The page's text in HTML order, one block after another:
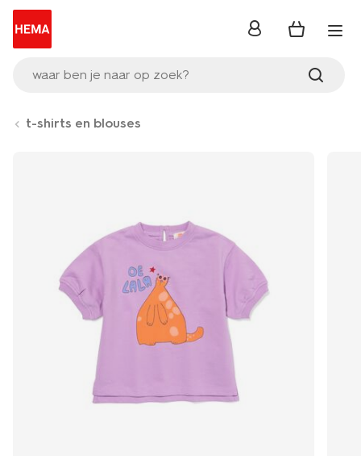
waar ben je naar op zoek?
inloggen
t-shirts en blouses